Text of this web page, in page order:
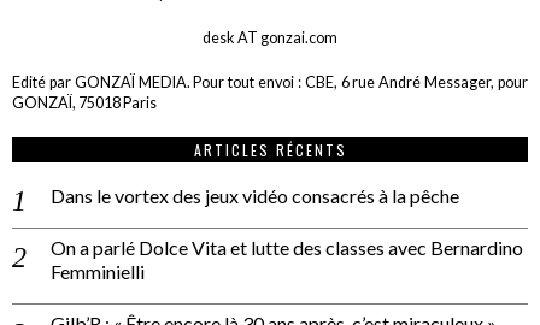
desk AT gonzai.com
Edité par GONZAÏ MEDIA. Pour tout envoi : CBE, 6 rue André Messager, pour
GONZAÏ, 75018 Paris
ARTICLES RÉCENTS
Dans le vortex des jeux vidéo consacrés à la pêche
On a parlé Dolce Vita et lutte des classes avec Bernardino
Femminielli